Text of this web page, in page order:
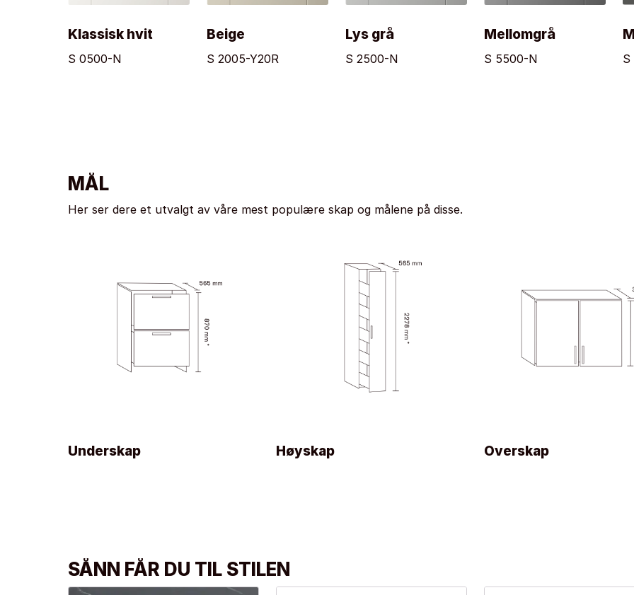
Klassisk hvit
S 0500-N
Beige
S 2005-Y20R
Lys grå
S 2500-N
Mellomgrå
S 5500-N S
MÅL
Her ser dere et utvalgt av våre mest populære skap og målene på disse.
Underskap Høyskap Overskap
SÅNN FÅR DU TIL STILEN